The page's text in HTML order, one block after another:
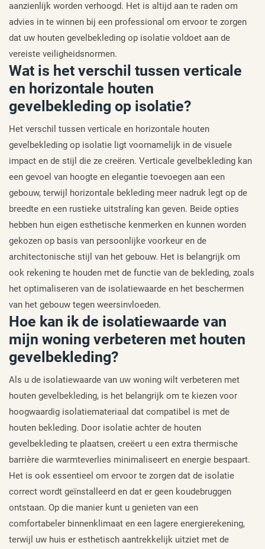
aanzienlijk worden verhoogd. Het is altijd aan te raden om
advies in te winnen bij een professional om ervoor te zorgen
dat uw houten gevelbekleding op isolatie voldoet aan de
vereiste veiligheidsnormen.
Wat is het verschil tussen verticale
en horizontale houten
gevelbekleding op isolatie?
Het verschil tussen verticale en horizontale houten
gevelbekleding op isolatie ligt voornamelijk in de visuele
impact en de stijl die ze creëren. Verticale gevelbekleding kan
een gevoel van hoogte en elegantie toevoegen aan een
gebouw, terwijl horizontale bekleding meer nadruk legt op de
breedte en een rustieke uitstraling kan geven. Beide opties
hebben hun eigen esthetische kenmerken en kunnen worden
gekozen op basis van persoonlijke voorkeur en de
architectonische stijl van het gebouw. Het is belangrijk om
ook rekening te houden met de functie van de bekleding, zoals
het optimaliseren van de isolatiewaarde en het beschermen
van het gebouw tegen weersinvloeden.
Hoe kan ik de isolatiewaarde van
mijn woning verbeteren met houten
gevelbekleding?
Als u de isolatiewaarde van uw woning wilt verbeteren met
houten gevelbekleding, is het belangrijk om te kiezen voor
hoogwaardig isolatiemateriaal dat compatibel is met de
houten bekleding. Door isolatie achter de houten
gevelbekleding te plaatsen, creëert u een extra thermische
barrière die warmteverlies minimaliseert en energie bespaart.
Het is ook essentieel om ervoor te zorgen dat de isolatie
correct wordt geïnstalleerd en dat er geen koudebruggen
ontstaan. Op die manier kunt u genieten van een
comfortabeler binnenklimaat en een lagere energierekening,
terwijl uw huis er esthetisch aantrekkelijk uitziet met de